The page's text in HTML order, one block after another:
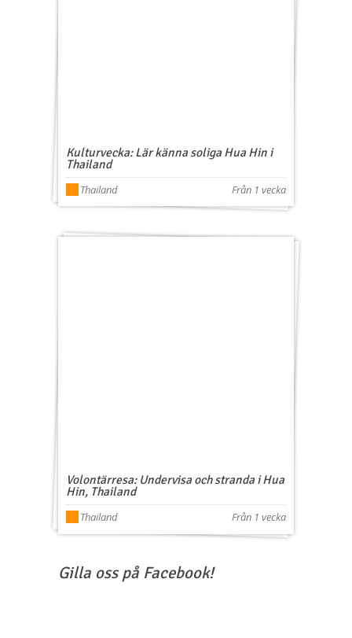
Kulturvecka: Lär känna soliga Hua Hin i
Thailand
Thailand Från 1 vecka
Volontärresa: Undervisa och stranda i Hua
Hin, Thailand
Thailand Från 1 vecka
Gilla oss på Facebook!